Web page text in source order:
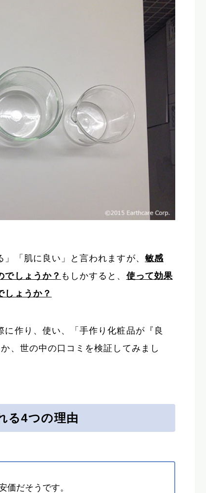
「肌に良い」と言われますが、 敏感
でしょうか？ もしかすると、 使って効果
しょうか？
作り、使い、「手作り化粧品が『良
、世の中の口コミを検証してみまし
る4つの理由
価だそうです。